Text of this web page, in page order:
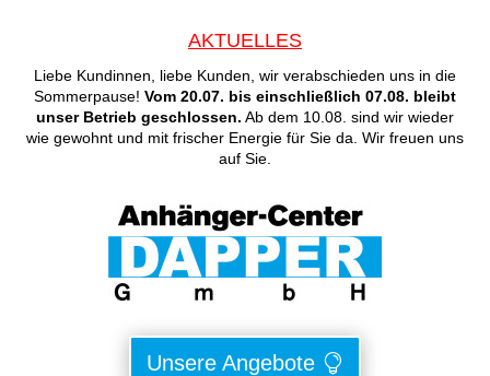
AKTUELLES
Liebe Kundinnen, liebe Kunden, wir verabschieden uns in die
Sommerpause! Vom 20.07. bis einschließlich 07.08. bleibt
unser Betrieb geschlossen. Ab dem 10.08. sind wir wieder
wie gewohnt und mit frischer Energie für Sie da. Wir freuen uns
auf Sie.
Unsere Angebote